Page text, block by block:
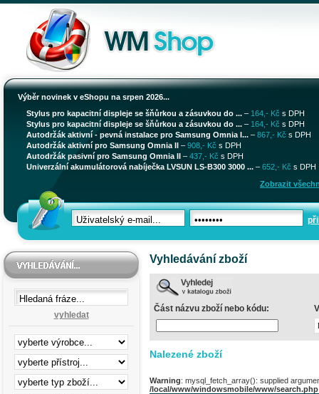
Výběr novinek v eShopu na srpen 2026...
Stylus pro kapacitní displeje se šňůrkou a zásuvkou do ... – 164,- Kč s DPH
Stylus pro kapacitní displeje se šňůrkou a zásuvkou do ... – 164,- Kč s DPH
Autodržák aktivní - pevná instalace pro Samsung Omnia I... – 867,- Kč s DPH
Autodržák aktivní pro Samsung Omnia II – 908,- Kč s DPH
Autodržák pasivní pro Samsung Omnia II – 437,- Kč s DPH
Univerzální akumulátorová nabíječka LVSUN LS-B300 3000 ... – 652,- Kč s DPH
Zobrazit
vyhledat
Vyhledávání zboží
Část názvu zboží nebo kódu:
Nalezené zboží
Warning: mysql_fetch_array(): supplied
/local/www/windowsmobile/www/search.php